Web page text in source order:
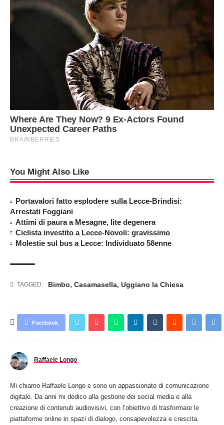
You Might Also Like
Portavalori fatto esplodere sulla Lecce-Brindisi:
Arrestati Foggiani
Attimi di paura a Mesagne, lite degenera
Ciclista investito a Lecce-Novoli: gravissimo
Molestie sul bus a Lecce: Individuato 58enne
TAGGED: Bimbo, Casamasella, Uggiano la Chiesa
Facebook
Raffaele Longo
Mi chiamo Raffaele Longo e sono un appassionato di comunicazione
digitale. Da anni mi dedico alla gestione dei social media e alla
creazione di contenuti audiovisivi, con l’obiettivo di trasformare le
piattaforme online in spazi di dialogo, consapevolezza e crescita.